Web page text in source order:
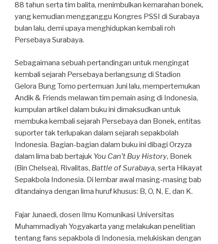
88 tahun serta tim balita, menimbulkan kemarahan bonek,
yang kemudian mengganggu Kongres PSSI di Surabaya
bulan lalu, demi upaya menghidupkan kembali roh
Persebaya Surabaya.
Sebagaimana sebuah pertandingan untuk mengingat
kembali sejarah Persebaya berlangsung di Stadion
Gelora Bung Tomo pertemuan Juni lalu, mempertemukan
Andik & Friends melawan tim pemain asing di Indonesia,
kumpulan artikel dalam buku ini dimaksudkan untuk
membuka kembali sejarah Persebaya dan Bonek, entitas
suporter tak terlupakan dalam sejarah sepakbolah
Indonesia. Bagian-bagian dalam buku ini dibagi Orzyza
dalam lima bab bertajuk You Can’t Buy History, Bonek
(Bin Chelsea), Rivalitas, Battle of Surabaya, serta Hikayat
Sepakbola Indonesia. Di lembar awal masing-masing bab
ditandainya dengan lima huruf khusus: B, O, N, E, dan K.
Fajar Junaedi, dosen Ilmu Komunikasi Universitas
Muhammadiyah Yogyakarta yang melakukan penelitian
tentang fans sepakbola di Indonesia, melukiskan dengan